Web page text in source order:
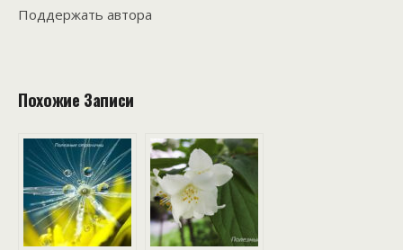
Поддержать автора
Похожие Записи